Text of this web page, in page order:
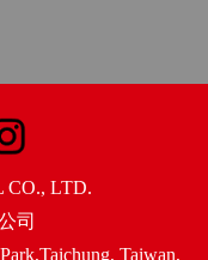
CO., LTD.
司
Taiwan,